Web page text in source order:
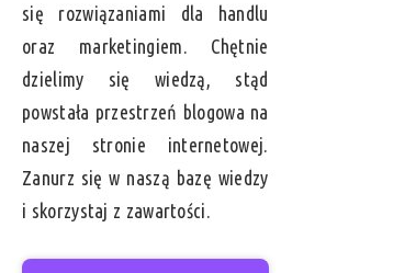
się rozwiązaniami dla handlu
oraz marketingiem. Chętnie
dzielimy się wiedzą, stąd
powstała przestrzeń blogowa na
naszej stronie internetowej.
Zanurz się w naszą bazę wiedzy
i skorzystaj z zawartości.